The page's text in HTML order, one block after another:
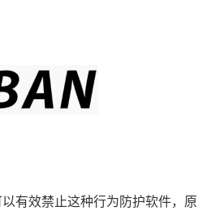
有效禁止这种行为防护软件，原